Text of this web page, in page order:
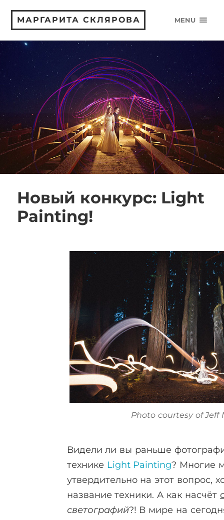
МАРГАРИТА СКЛЯРОВА MENU
Новый конкурс: Light
Painting!
Photo courtesy of Jeff
Видели ли вы раньше
технике Light Painting? Многие
утвердительно на этот вопрос,
название техники. А как насчёт
светографий?! В мире на